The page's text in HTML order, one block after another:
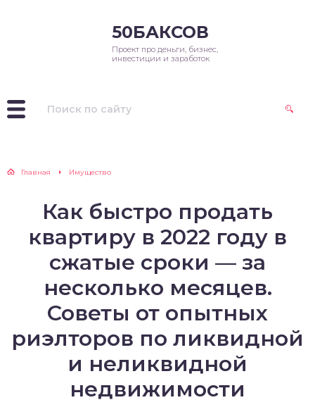
50БАКСОВ
Проект про деньги, бизнес,
инвестиции и заработок
Главная Имущество
Как быстро продать
квартиру в 2022 году в
сжатые сроки — за
несколько месяцев.
Советы от опытных
риэлторов по ликвидной
и неликвидной
недвижимости